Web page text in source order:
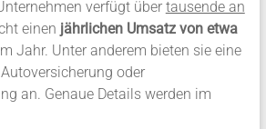
verfügt über tausende an
einen jährlichen Umsatz von etwa
Jahr. Unter anderem bieten sie eine
oder
an. Genaue Details werden im